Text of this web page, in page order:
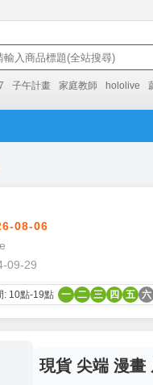
子午計畫 家庭教師 hololive
08-06
09-29
: 10點-19點 一 二 三 四 五 六
現貨 尖端 漫畫